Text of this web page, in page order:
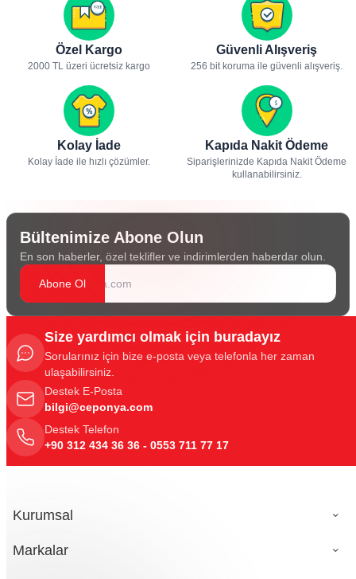
Özel Kargo
2000 TL üzeri ücretsiz kargo
Güvenli Alışveriş
256 bit koruma ile güvenli alışveriş.
Kolay İade
Kolay İade ile hızlı çözümler.
Kapıda Nakit Ödeme
Siparişlerinizde Kapıda Nakit Ödeme
kullanabilirsiniz.
Bültenimize Abone Olun
En son haberler, özel teklifler ve indirimlerden haberdar olun.
Abone Ol
Size yardımcı olmak için buradayız
Sorularınız için bize e-posta veya telefonla her zaman
ulaşabilirsiniz.
Destek E-Posta
bilgi@ceponya.com
Destek Telefon
+90 312 434 36 36 - 0553 711 77 17
Kurumsal
Markalar